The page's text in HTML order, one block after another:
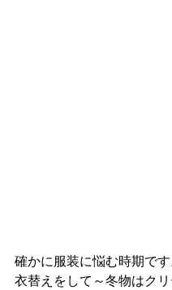
確かに服装に悩む時期で
衣替えをして～冬物はク